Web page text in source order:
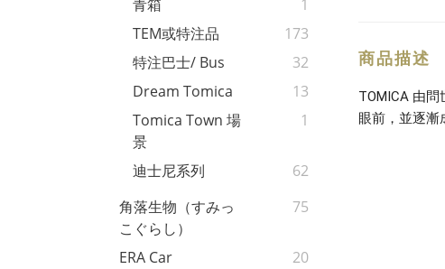
青箱
1
TEM或特注品
173
特注巴士/ Bus
32
Dream Tomica
13
Tomica Town 場
景
1
迪士尼系列
62
角落生物（すみっ
こぐらし）
75
ERA Car
20
商品描述
TOMICA 由
眼前，並逐漸